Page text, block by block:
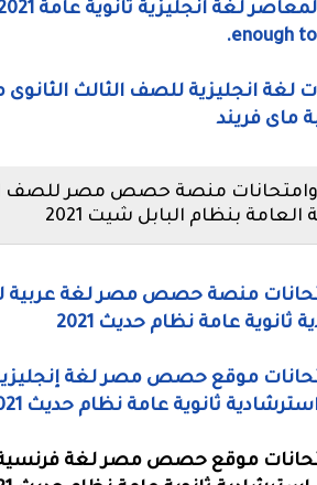
enough to
ماى فريند
وامتحانات منصة حصص مصر للصف
العامة بنظام البابل شيت 2021
ثانوية عامة نظام حديث 2021
ثانوية عامة نظام حديث 2021